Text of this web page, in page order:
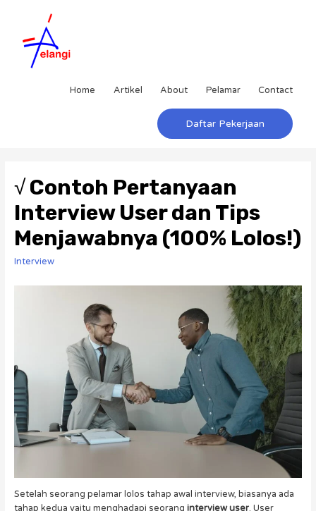
Home Artikel About Pelamar Contact
Daftar Pekerjaan
√ Contoh Pertanyaan
Interview User dan Tips
Menjawabnya (100% Lolos!)
Interview
Setelah seorang pelamar lolos tahap awal interview, biasanya ada
tahap kedua yaitu menghadapi seorang interview user. User